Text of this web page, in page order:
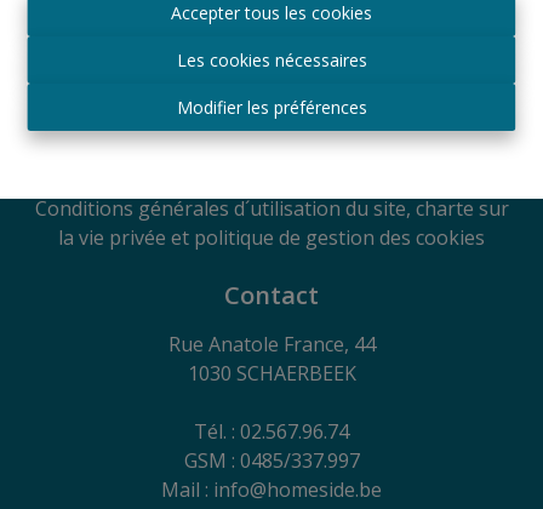
Accepter tous les cookies
Les cookies nécessaires
Modifier les préférences
Rue du Luxembourg 16B, 1000 Bruxelles, Belgique
du 29juin 2018
RC Professionnelle et Cautionnement via Axa
Conditions générales d´utilisation du site, charte sur
la vie privée et politique de gestion des cookies
Contact
Rue Anatole France, 44
1030 SCHAERBEEK
Tél. : 02.567.96.74
GSM : 0485/337.997
Mail : info@homeside.be